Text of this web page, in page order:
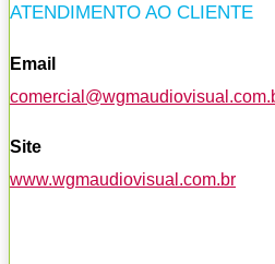
ATENDIMENTO AO CLIENTE
Email
Site
www.wgmaudiovisual.com.br